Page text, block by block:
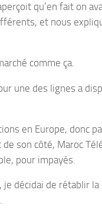
qu’en fait on
et nous
comme ça.
une des lignes a
en Europe, donc
de son côté, Maroc
pour impayés.
je décidai de rétablir